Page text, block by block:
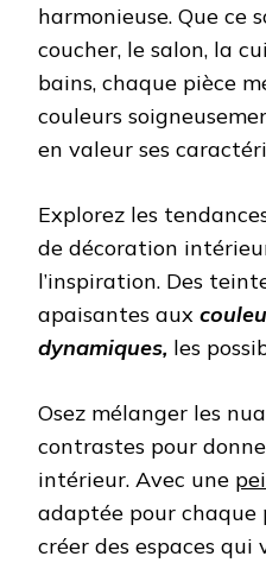
harmonieuse. Que ce
coucher, le salon, la
bains, chaque pièce
couleurs
en valeur ses
Explorez les
de décoration
l’inspiration. Des
apaisantes aux
dynamiques, les
Osez mélanger les
contrastes pour
intérieur. Avec une
adaptée pour chaque
créer des espaces qui